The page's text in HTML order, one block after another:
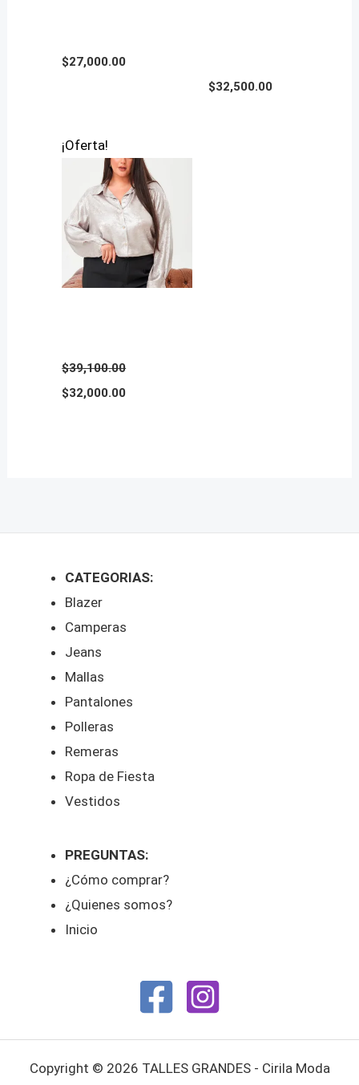
$27,000.00
$32,500.00
¡Oferta!
$39,100.00
Original
price
$32,000.00
CATEGORIAS:
Blazer
Camperas
Jeans
Mallas
Pantalones
Polleras
Remeras
Ropa de Fiesta
Vestidos
PREGUNTAS:
¿Cómo comprar?
¿Quienes somos?
Inicio
Copyright © 2026 TALLES GRANDES - Cirila Moda